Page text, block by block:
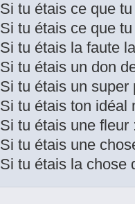
Si tu étais ce que
Si tu étais ce que
Si tu étais la faute
Si tu étais un don
Si tu étais un super
Si tu étais ton idéal
Si tu étais une fleur
Si tu étais une
Si tu étais la chose